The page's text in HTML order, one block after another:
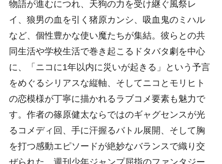
物語が進むにつれ、天狗の力を受け継ぐ風祭レ
イ、狼男の血を引く猪原カンシ、吸血鬼のミハル
など、個性豊かな使い魔たちが集結。彼らとの共
同生活や学校生活で巻き起こるドタバタ劇を中心
に、「ニコに1年以内に災いが起きる」という予言
をめぐるシリアスな縦軸、そしてニコとモリヒト
の恋模様が丁寧に描かれるラブコメ要素も魅力で
す。作者の篠原健太ならではのギャグセンスが光
るコメディ回、手に汗握るバトル展開、そして胸
を打つ感動エピソードが絶妙なバランスで織り交
ぜられた、週刊少年ジャンプ屈指のファンタジー